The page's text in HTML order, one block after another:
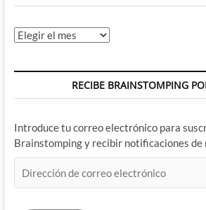
Archivos
RECIBE BRAINSTOMPING
Introduce tu correo electrónico para
Brainstomping y recibir notificaciones de
de